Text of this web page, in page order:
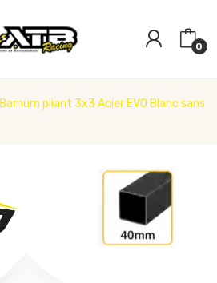
0
Barnum pliant 3x3 Acier EVO Blanc sans